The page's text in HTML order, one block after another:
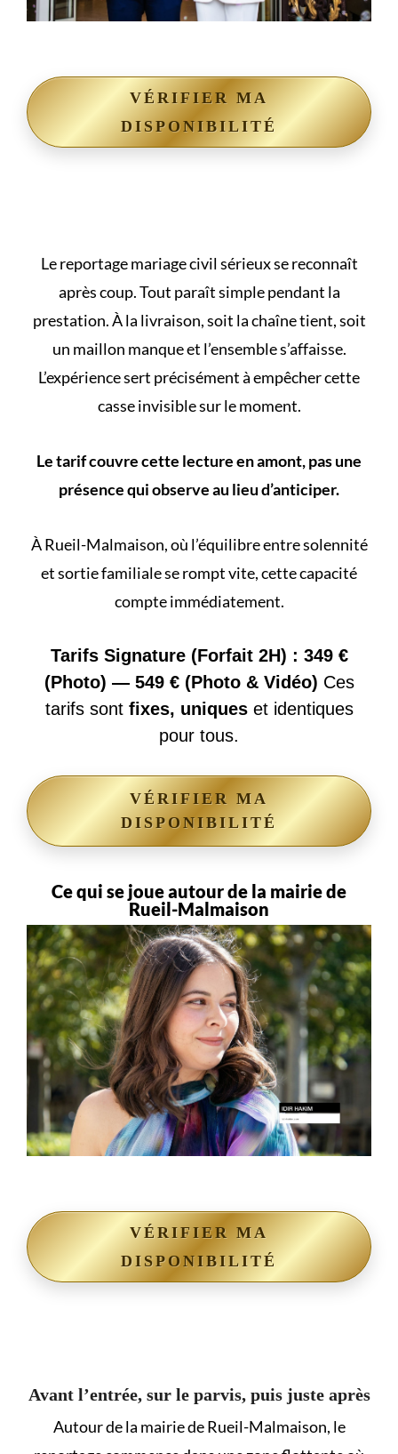
VÉRIFIER MA
DISPONIBILITÉ
Lereportage mariage civilsérieux se reconnaît
après coup. Tout paraît simple pendant la
prestation. À la livraison, soit la chaîne tient, soit
un maillon manque et l’ensemble s’affaisse.
L’expérience sert précisément à empêcher cette
casse invisible sur le moment.
Le tarif couvre cette lecture en amont, pas une
présence qui observe au lieu d’anticiper.
À Rueil-Malmaison, où l’équilibre entre solennité
et sortie familiale se rompt vite, cette capacité
compte immédiatement.
Tarifs Signature (Forfait 2H) : 349 €
(Photo) — 549 € (Photo & Vidéo) Ces
tarifs sont fixes, uniqueset identiques
pour tous.
VÉRIFIER MA
DISPONIBILITÉ
Ce qui se joue autour de la mairie de
Rueil-Malmaison
VÉRIFIER MA
DISPONIBILITÉ
Avant l’entrée, sur le parvis, puis juste après
Autour de la mairie de Rueil-Malmaison, le